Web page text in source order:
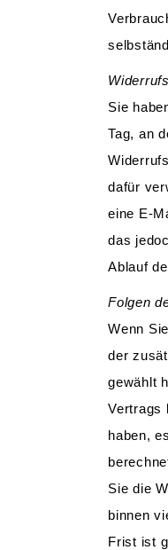
Sie
Tag, an
dafür
eine E-
das
Ablauf
Folgen
Wenn
der
gewählt
Vertrags
haben,
Sie die
binnen
Frist ist